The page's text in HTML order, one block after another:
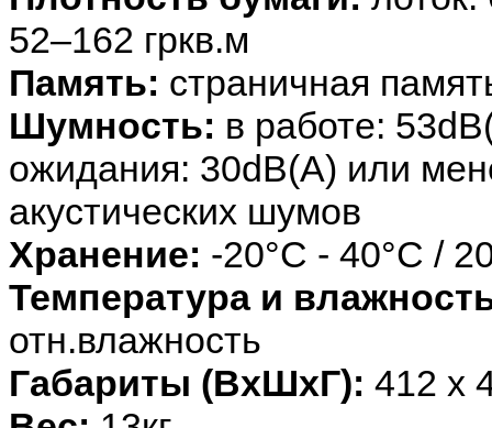
52–162 гркв.м
Память: cтраничная
Шумность: в работе:
ожидания: 30dB(A) или
акустических шумов
Хранение: -20°C - 40°C /
Температура и
отн.влажность
Габариты (ВхШхГ): 412 x